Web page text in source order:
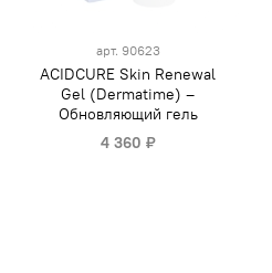
арт. 90623
ACIDCURE Skin Renewal
Gel (Dermatime) –
Обновляющий гель
4 360 ₽